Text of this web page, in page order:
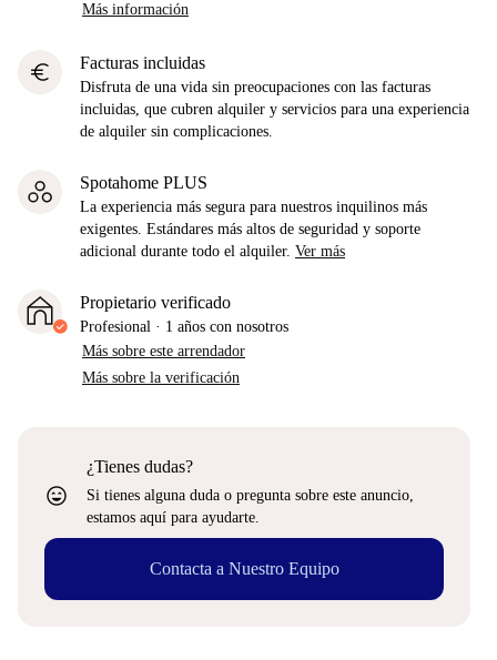
Más información
euro Facturas incluidas
Disfruta de una vida sin preocupaciones con las facturas
incluidas, que cubren alquiler y servicios para una experiencia
de alquiler sin complicaciones.
Spotahome PLUS
La experiencia más segura para nuestros inquilinos más
exigentes. Estándares más altos de seguridad y soporte
adicional durante todo el alquiler. Ver más
Propietario verificado
Profesional · 1 años con nosotros
Más sobre este arrendador
Más sobre la verificación
sentiment_very_satisfied
¿Tienes dudas?
Si tienes alguna duda o pregunta sobre este anuncio,
estamos aquí para ayudarte.
Contacta a Nuestro Equipo